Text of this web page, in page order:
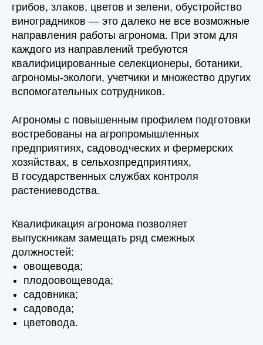
грибов, злаков, цветов и зелени, обустройство
виноградников — это далеко не все возможные
направления работы агронома. При этом для
каждого из направлений требуются
квалифицированные селекционеры, ботаники,
агрономы-экологи, учетчики и множество других
вспомогательных сотрудников.
Агрономы с повышенным профилем подготовки
востребованы на агропромышленных
предприятиях, садоводческих и фермерских
хозяйствах, в сельхозпредприятиях,
В государственных службах контроля
растениеводства.
Квалификация агронома позволяет
выпускникам замещать ряд смежных
должностей:
овощевода;
плодоовощевода;
садовника;
садовода;
цветовода.